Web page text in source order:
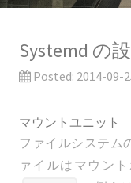
Systemd の
Posted: 2014-09-
マウントユニット
ファイルシステム
ァイルはマウン